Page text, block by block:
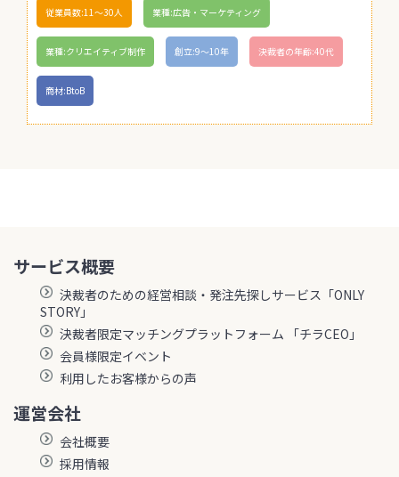
従業員数:11〜30人 業種:広告・マーケティング
業種:クリエイティブ制作 創立:9〜10年 決裁者の年齢:40代
商材:BtoB
サービス概要
決裁者のための経営相談・発注先探しサービス「ONLY
STORY」
決裁者限定マッチングプラットフォーム 「チラCEO」
会員様限定イベント
利用したお客様からの声
運営会社
会社概要
採用情報